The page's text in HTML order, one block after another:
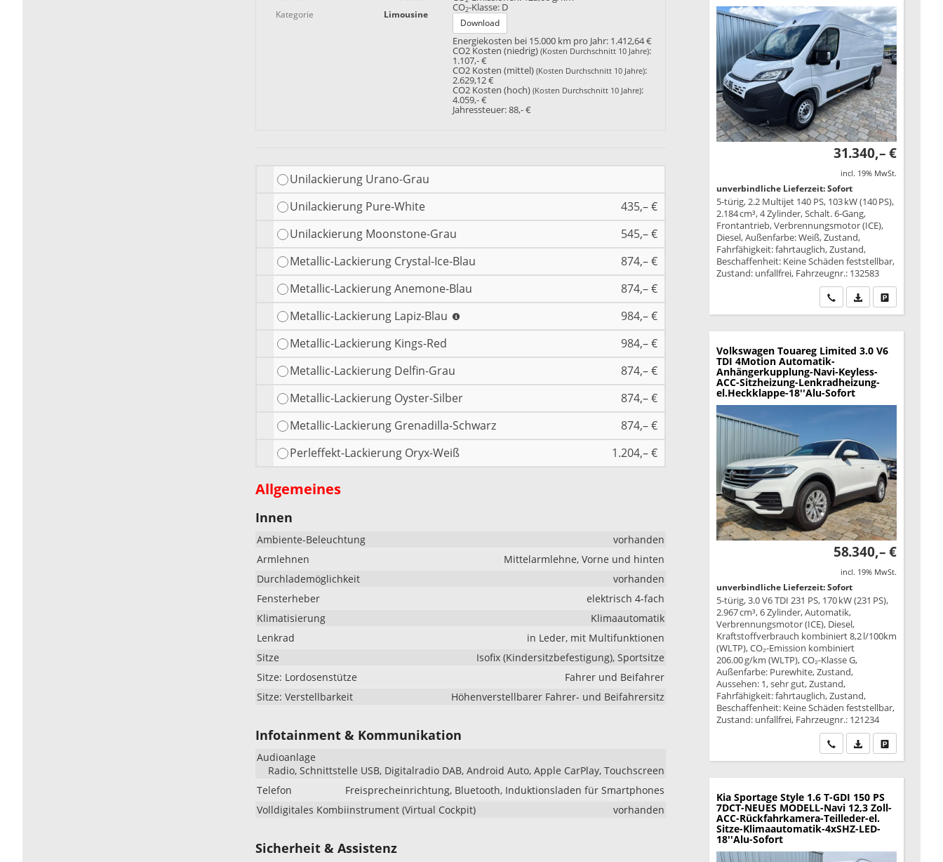
Kategorie
Limousine
CO2-Klasse: D
Download
Energiekosten bei 15.000 km pro Jahr: 1.412,64 €
CO2 Kosten (niedrig)(Kosten Durchschnitt 10 Jahre):
1.107,- €
CO2 Kosten (mittel)(Kosten Durchschnitt 10 Jahre):
2.629,12 €
CO2 Kosten (hoch)(Kosten Durchschnitt 10 Jahre):
4.059,- €
Jahressteuer: 88,- €
Unilackierung Urano-Grau
Unilackierung Pure-White
435,– €
Unilackierung Moonstone-Grau
545,– €
Metallic-Lackierung Crystal-Ice-Blau
874,– €
Metallic-Lackierung Anemone-Blau
874,– €
Metallic-Lackierung Lapiz-Blau
984,– €
Metallic-Lackierung Kings-Red
984,– €
Metallic-Lackierung Delfin-Grau
874,– €
Metallic-Lackierung Oyster-Silber
874,– €
Metallic-Lackierung Grenadilla-Schwarz
874,– €
Perleffekt-Lackierung Oryx-Weiß
1.204,– €
Allgemeines
Innen
Ambiente-Beleuchtung
vorhanden
Armlehnen
Mittelarmlehne, Vorne und hinten
Durchlademöglichkeit
vorhanden
Fensterheber
elektrisch 4-fach
Klimatisierung
Klimaautomatik
Lenkrad
in Leder, mit Multifunktionen
Sitze
Isofix (Kindersitzbefestigung), Sportsitze
Sitze: Lordosenstütze
Fahrer und Beifahrer
Sitze: Verstellbarkeit
Höhenverstellbarer Fahrer- und Beifahrersitz
Infotainment & Kommunikation
Audioanlage
Radio, Schnittstelle USB, Digitalradio DAB, Android Auto, Apple CarPlay, Touchscreen
Telefon
Freisprecheinrichtung, Bluetooth, Induktionsladen für Smartphones
Volldigitales Kombiinstrument (Virtual Cockpit)
vorhanden
Sicherheit & Assistenz
31.340,– €
incl. 19% MwSt.
unverbindliche Lieferzeit: Sofort
5-türig, 2.2 Multijet 140 PS, 103 kW (140 PS),
2.184 cm³, 4 Zylinder, Schalt. 6-Gang,
Frontantrieb, Verbrennungsmotor (ICE),
Diesel, Außenfarbe: Weiß, Zustand,
Fahrfähigkeit: fahrtauglich, Zustand,
Beschaffenheit: Keine Schäden feststellbar,
Zustand: unfallfrei, Fahrzeugnr.: 132583
Wir rufen Sie an
PDF-Datei,Drucken,
Volkswagen Touareg Limited 3.0 V6
TDI 4Motion Automatik-
Anhängerkupplung-Navi-Keyless-
ACC-Sitzheizung-Lenkradheizung-
el.Heckklappe-18''Alu-Sofort
58.340,– €
incl. 19% MwSt.
unverbindliche Lieferzeit: Sofort
5-türig, 3.0 V6 TDI 231 PS, 170 kW (231 PS),
2.967 cm³, 6 Zylinder, Automatik,
Verbrennungsmotor (ICE), Diesel,
Kraftstoffverbrauch kombiniert 8,2 l/100km
(WLTP), CO₂-Emission kombiniert
206.00 g/km (WLTP), CO₂-Klasse G,
Außenfarbe: Purewhite, Zustand,
Aussehen: 1, sehr gut, Zustand,
Fahrfähigkeit: fahrtauglich, Zustand,
Beschaffenheit: Keine Schäden feststellbar,
Zustand: unfallfrei, Fahrzeugnr.: 121234
Wir rufen Sie an
PDF-Datei,Drucken,
Kia Sportage Style 1.6 T-GDI 150 PS
7DCT-NEUES MODELL-Navi 12,3 Zoll-
ACC-Rückfahrkamera-Teilleder-el.
Sitze-Klimaautomatik-4xSHZ-LED-
18''Alu-Sofort